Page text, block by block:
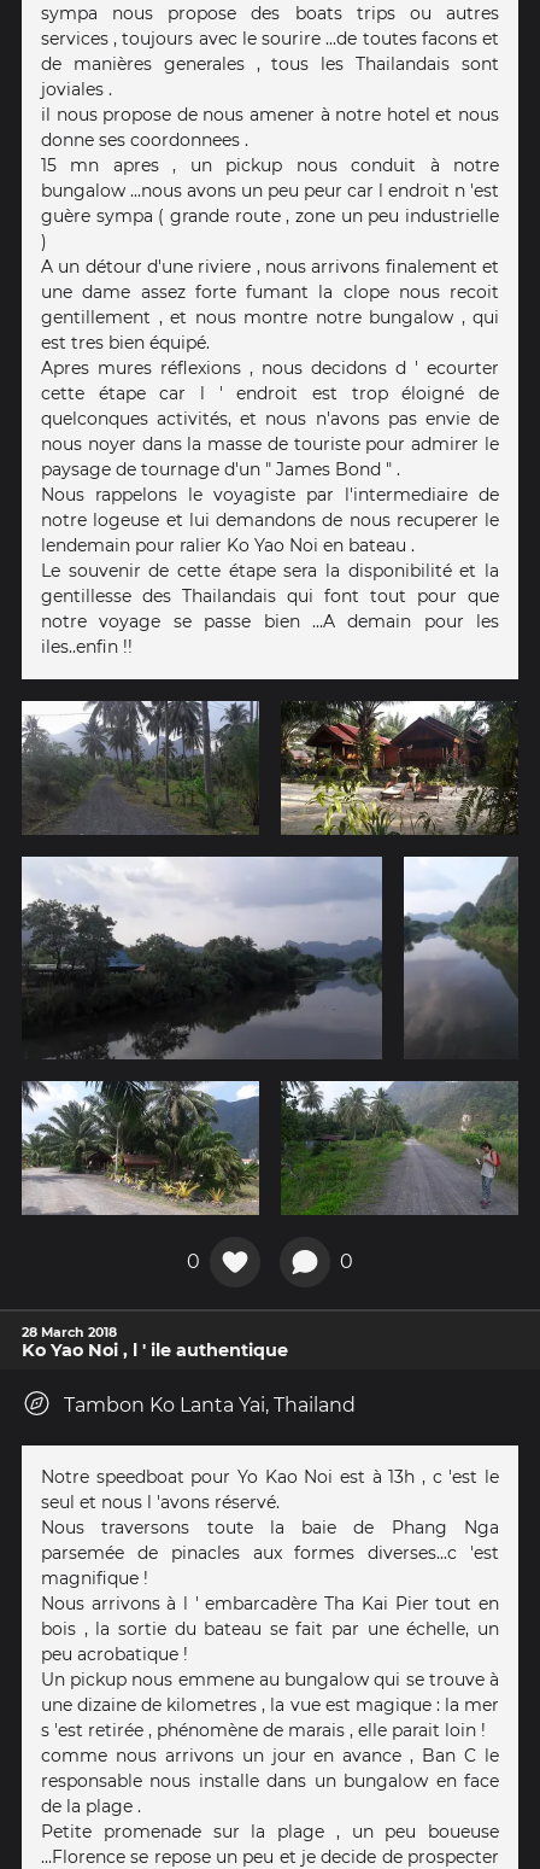
sympa nous propose des boats trips ou autres
services , toujours avec le sourire ...de toutes facons et
de manières generales , tous les Thailandais sont
joviales .
il nous propose de nous amener à notre hotel et nous
donne ses coordonnees .
15 mn apres , un pickup nous conduit à notre
bungalow ...nous avons un peu peur car l endroit n 'est
guère sympa ( grande route , zone un peu industrielle
)
A un détour d'une riviere , nous arrivons finalement et
une dame assez forte fumant la clope nous recoit
gentillement , et nous montre notre bungalow , qui
est tres bien équipé.
Apres mures réflexions , nous decidons d ' ecourter
cette étape car l ' endroit est trop éloigné de
quelconques activités, et nous n'avons pas envie de
nous noyer dans la masse de touriste pour admirer le
paysage de tournage d'un " James Bond " .
Nous rappelons le voyagiste par l'intermediaire de
notre logeuse et lui demandons de nous recuperer le
lendemain pour ralier Ko Yao Noi en bateau .
Le souvenir de cette étape sera la disponibilité et la
gentillesse des Thailandais qui font tout pour que
notre voyage se passe bien ...A demain pour les
iles..enfin !!
0 0
28 March 2018
Ko Yao Noi , l ' ile authentique
Tambon Ko Lanta Yai, Thailand
Notre speedboat pour Yo Kao Noi est à 13h , c 'est le
seul et nous l 'avons réservé.
Nous traversons toute la baie de Phang Nga
parsemée de pinacles aux formes diverses...c 'est
magnifique !
Nous arrivons à l ' embarcadère Tha Kai Pier tout en
bois , la sortie du bateau se fait par une échelle, un
peu acrobatique !
Un pickup nous emmene au bungalow qui se trouve à
une dizaine de kilometres , la vue est magique : la mer
s 'est retirée , phénomène de marais , elle parait loin !
comme nous arrivons un jour en avance , Ban C le
responsable nous installe dans un bungalow en face
de la plage .
Petite promenade sur la plage , un peu boueuse
...Florence se repose un peu et je decide de prospecter